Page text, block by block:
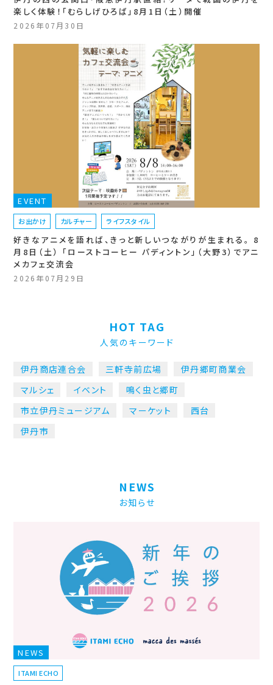
楽しく体験！「むらしげひろば」8月1日（土）開催
2026年07月30日
EVENT
お出かけ カルチャー ライフスタイル
好きなアニメを語れば、きっと新しいつながりが生まれる。 8
月8日（土） 「ローストコーヒー パディントン」（大野3）でアニ
メカフェ交流会
2026年07月29日
HOT TAG
人気のキーワード
伊丹商店連合会 三軒寺前広場
伊丹郷町商業会
マルシェ
イベント
鳴く虫と郷町
市立伊丹ミュージアム
マーケット
西台
伊丹市
NEWS
お知らせ
NEWS
ITAMI ECHO